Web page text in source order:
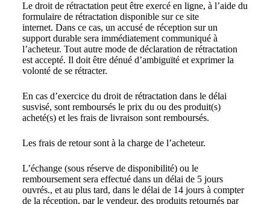
Le droit de rétractation peut être exercé en ligne, à l’aide du
formulaire de rétractation disponible sur ce site
internet. Dans ce cas, un accusé de réception sur un
support durable sera immédiatement communiqué à
l’acheteur. Tout autre mode de déclaration de rétractation
est accepté. Il doit être dénué d’ambiguïté et exprimer la
volonté de se rétracter.
En cas d’exercice du droit de rétractation dans le délai
susvisé, sont remboursés le prix du ou des produit(s)
acheté(s) et les frais de livraison sont remboursés.
Les frais de retour sont à la charge de l’acheteur.
L’échange (sous réserve de disponibilité) ou le
remboursement sera effectué dans un délai de 5 jours
ouvrés., et au plus tard, dans le délai de 14 jours à compter
de la réception, par le vendeur, des produits retournés par